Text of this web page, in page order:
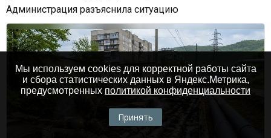
Администрация разъяснила ситуацию
Мы используем cookies для корректной работы сайта
и сбора статистических данных в Яндекс.Метрика,
предусмотренных политикой конфиденциальности
Принять